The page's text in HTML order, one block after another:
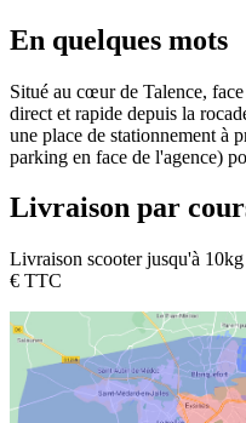
En quelques mots
Situé au cœur de Talence,
direct et rapide depuis la
une place de stationnement à
parking en face de l'agence)
Livraison par
Livraison scooter jusqu'à
€ TTC